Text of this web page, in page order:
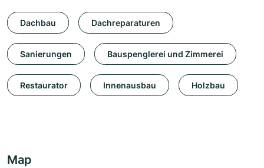
Dachbau Dachreparaturen
Sanierungen Bauspenglerei und Zimmerei
Restaurator Innenausbau Holzbau
Map